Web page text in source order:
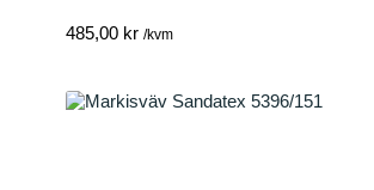
485,00 kr /kvm